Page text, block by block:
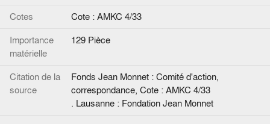
Cotes
Cote : AMKC 4/33
Importance
matérielle
129 Pièce
Citation de la
source
Fonds Jean Monnet : Comité d'action,
correspondance, Cote : AMKC 4/33
. Lausanne : Fondation Jean Monnet